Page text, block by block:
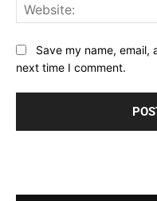
Save my name,
next time I comment.